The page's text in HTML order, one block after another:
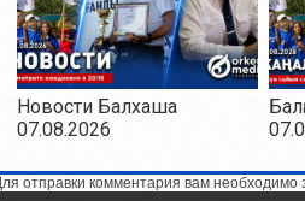
Новости Балхаша
07.08.2026
отправки комментария вам необходимо